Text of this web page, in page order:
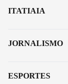
ITATIAIA
JORNALISMO
ESPORTES